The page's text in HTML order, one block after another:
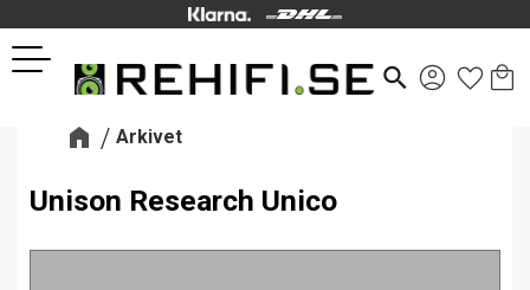
Meny
search
Arkivet
Unison Research Unico